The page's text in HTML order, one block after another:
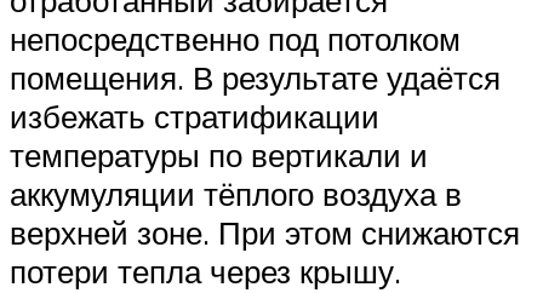
непосредственно под потолком
помещения. В результате удаётся
избежать стратификации
температуры по вертикали и
аккумуляции тёплого воздуха в
верхней зоне. При этом снижаются
потери тепла через крышу.